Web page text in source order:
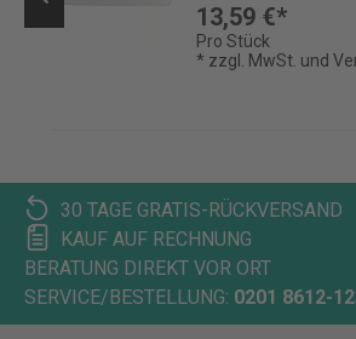
13,59 €*
Pro Stück
* zzgl. MwSt. und
30 TAGE GRATIS-RÜCKVERSAND
KAUF AUF RECHNUNG
BERATUNG DIREKT VOR ORT
SERVICE/BESTELLUNG: 0201 8612-